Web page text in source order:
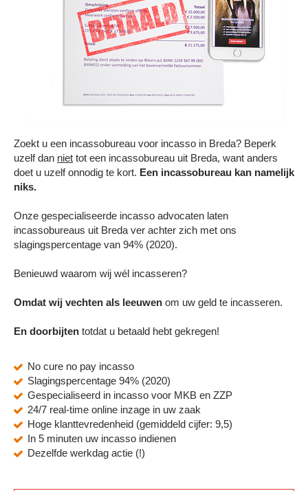
Zoekt u een incassobureau voor incasso in Breda? Beperk
uzelf dan niet tot een incassobureau uit Breda, want anders
doet u uzelf onnodig te kort. Een incassobureau kan namelijk
niks.
Onze gespecialiseerde incasso advocaten laten
incassobureaus uit Breda ver achter zich met ons
slagingspercentage van 94% (2020).
Benieuwd waarom wij wél incasseren?
Omdat wij vechten als leeuwen om uw geld te incasseren.
En doorbijten totdat u betaald hebt gekregen!
No cure no pay incasso
Slagingspercentage 94% (2020)
Gespecialiseerd in incasso voor MKB en ZZP
24/7 real-time online inzage in uw zaak
Hoge klanttevredenheid (gemiddeld cijfer: 9,5)
In 5 minuten uw incasso indienen
Dezelfde werkdag actie (!)